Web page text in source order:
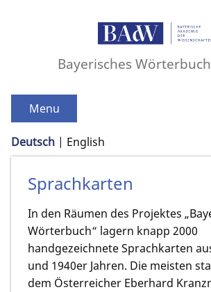
Bayerisches
Menu
Deutsch English
Sprachkarten
In den Räumen des Projektes
Wörterbuch“ lagern knapp 2000
handgezeichnete Sprachkarten
und 1940er Jahren. Die meisten
dem Österreicher Eberhard